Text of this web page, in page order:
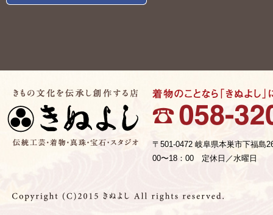
〒501-0472 岐阜県本巣市下福島
00〜18：00 定休日／水曜日